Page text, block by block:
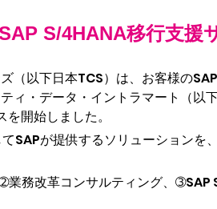
S/4HANA移行支援
（以下日本TCS）は、お客様の
ィ・データ・イントラマート（
開始しました。
SAPが提供するソリューション
務改革コンサルティング、➂SAP